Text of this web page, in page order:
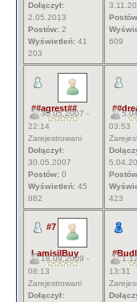
Dołączył:
2.05.2013
Postów: 2
Wyświetleń: 41
203
609
##agrest##
30.05.2007 -
22:14
Zarejestrowani
Dołączył:
30.05.2007
Postów: 0
Wyświetleń: 45
882
03:53
423
#7
LamisilBuy
18.09.2009 -
08:13
Zarejestrowani
Dołączył:
13:31